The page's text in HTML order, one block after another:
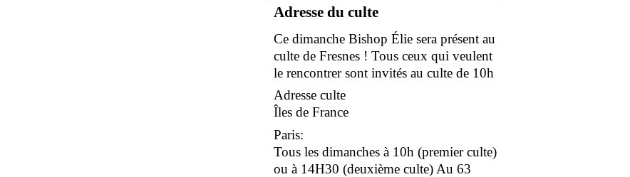
Adresse du culte
Ce dimanche Bishop Élie sera présent au
culte de Fresnes ! Tous ceux qui veulent
le rencontrer sont invités au culte de 10h
Adresse culte
Îles de France
Paris:
Tous les dimanches à 10h (premier culte)
ou à 14H30 (deuxième culte) Au 63